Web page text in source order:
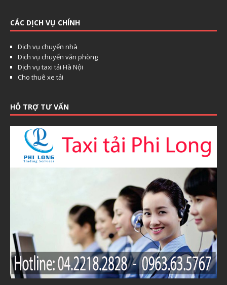
CÁC DỊCH VỤ CHÍNH
Dịch vụ chuyển nhà
Dịch vụ chuyển văn phòng
Dịch vụ taxi tải Hà Nội
Cho thuê xe tải
HỖ TRỢ TƯ VẤN